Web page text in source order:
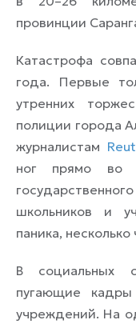
провинции
Катастрофа
года. Первые
утренних
полиции города
журналистам
ног прямо во
школьников и
паника,
В социальных
пугающие кадры
учреждений. На